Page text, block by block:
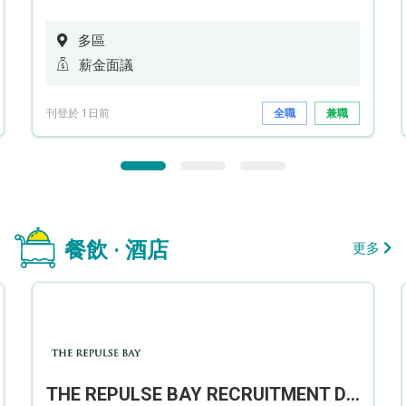
多區
薪金面議
刊登於 1日前 全職 兼職
餐飲 · 酒店 更多
THE REPULSE BAY RECRUITMENT DAY 淺水灣影灣園人才招聘會